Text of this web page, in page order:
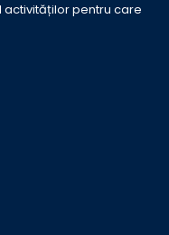
pentru care